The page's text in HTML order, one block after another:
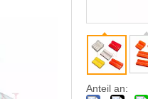
Anteil an: